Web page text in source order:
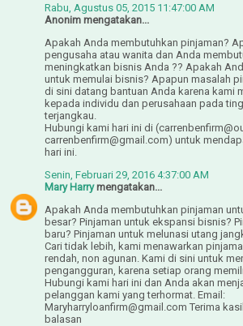
Rabu, Agustus 05, 2015 11:47:00 AM
Anonim mengatakan...
Apakah Anda membutuhkan pinjaman?
pengusaha atau wanita dan Anda
meningkatkan bisnis Anda ?? Apakah
untuk memulai bisnis? Apapun masalah
di sini datang bantuan Anda karena kami
kepada individu dan perusahaan pada
terjangkau.
Hubungi kami hari ini di
carrenbenfirm@gmail.com) untuk
hari ini.
Senin, Februari 29, 2016 4:37:00 AM
Mary Harrymengatakan...
Apakah Anda membutuhkan pinjaman
besar? Pinjaman untuk ekspansi bisnis?
baru? Pinjaman untuk melunasi utang
Cari tidak lebih, kami menawarkan
rendah, non agunan. Kami di sini untuk
pengangguran, karena setiap orang
Hubungi kami hari ini dan Anda akan
pelanggan kami yang terhormat. Email:
Maryharryloanfirm@gmail.com Terima
balasan